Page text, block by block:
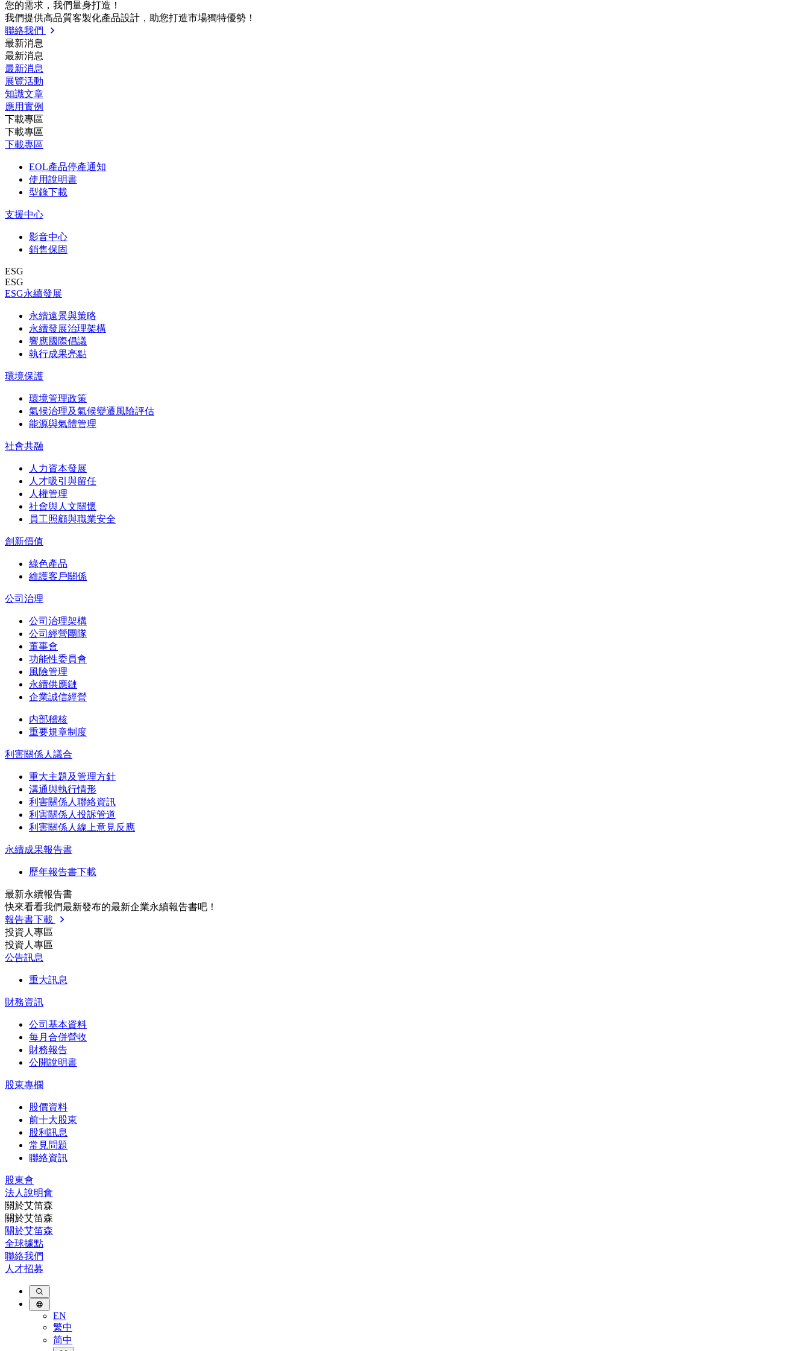
您的需求，我們量⾝打造！
我們提供⾼品質客製化產品設計，助您打造市場獨特優勢！
聯絡我們
最新消息
最新消息
最新消息
展覽活動
知識⽂章
應⽤實例
下載專區
下載專區
下載專區
EOL產品停產通知
使用說明書
型錄下載
支援中心
影音中心
銷售保固
ESG
ESG
ESG永續發展
永續遠景與策略
永續發展治理架構
響應國際倡議
執行成果亮點
環境保護
環境管理政策
氣候治理及氣候變遷風險評估
能源與氣體管理
社會共融
人力資本發展
人才吸引與留任
人權管理
社會與人文關懷
員工照顧與職業安全
創新價值
綠色產品
維護客戶關係
公司治理
公司治理架構
公司經營團隊
董事會
功能性委員會
風險管理
永續供應鏈
企業誠信經營
内部稽核
重要規章制度
利害關係人議合
重大主題及管理方針
溝通與執行情形
利害關係人聯絡資訊
利害關係人投訴管道
利害關係人線上意見反應
永續成果報告書
歷年報告書下載
最新永續報告書
快來看看我們最新發布的最新企業永續報告書吧！
報告書下載
投資人專區
投資人專區
公告訊息
重大訊息
財務資訊
公司基本資料
每月合併營收
財務報告
公開說明書
股東專欄
股價資料
前十大股東
股利訊息
常見問題
聯絡資訊
股東會
法⼈說明會
關於艾笛森
關於艾笛森
關於艾笛森
全球據點
聯絡我們
人才招募
EN
繁中
简中